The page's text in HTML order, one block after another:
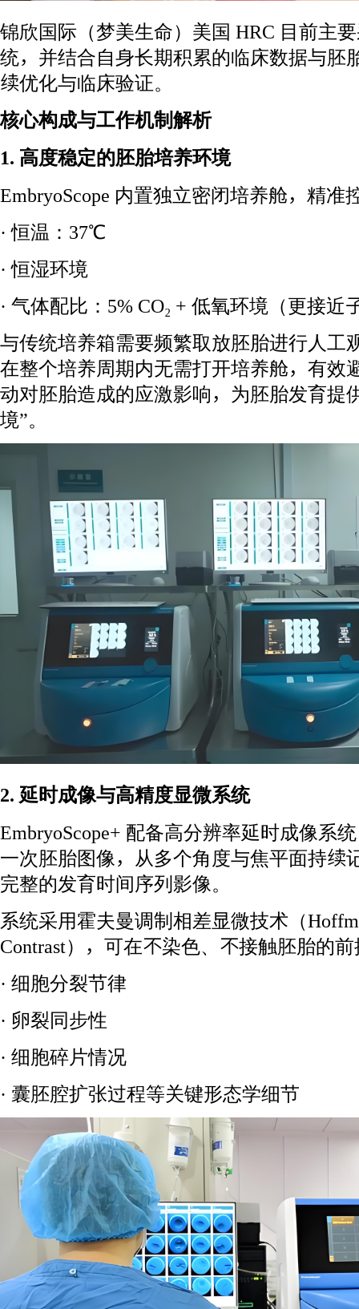
锦欣国际（梦美生命）美国 HRC 目前主要
统，并结合自身长期积累的临床数据与胚
续优化与临床验证。
核心构成与工作机制解析
1. 高度稳定的胚胎培养环境
EmbryoScope 内置独立密闭培养舱，精准
· 恒温：37℃
· 恒湿环境
· 气体配比：5% CO₂ + 低氧环境（更接近
与传统培养箱需要频繁取放胚胎进行人工
在整个培养周期内无需打开培养舱，有效
动对胚胎造成的应激影响，为胚胎发育提
境”。
2. 延时成像与高精度显微系统
EmbryoScope+ 配备高分辨率延时成像系
一次胚胎图像，从多个角度与焦平面持续
完整的发育时间序列影像。
系统采用霍夫曼调制相差显微技术（
Contrast），可在不染色、不接触胚胎的
· 细胞分裂节律
· 卵裂同步性
· 细胞碎片情况
· 囊胚腔扩张过程等关键形态学细节